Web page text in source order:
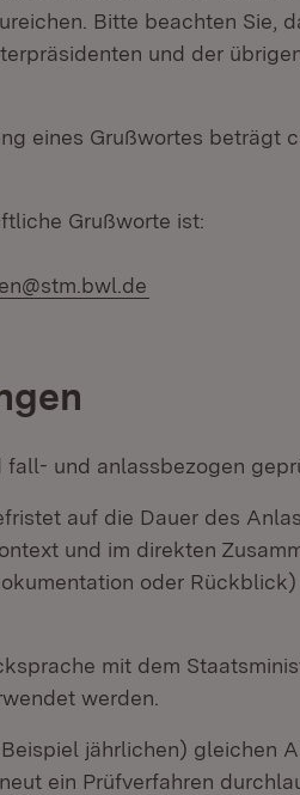
Bitte beachten Sie,
und der
eines Grußwortes beträgt
Grußworte ist:
und anlassbezogen
auf die Dauer des
und im direkten
oder
mit dem
werden.
jährlichen) gleichen
ein Prüfverfahren